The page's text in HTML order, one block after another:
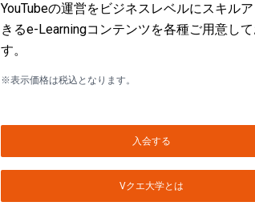
YouTubeの運営をビジネスレベルにスキル
きるe-Learningコンテンツを各種ご用意して
す。
※表示価格は税込となります。
入会する
Vクエ大学とは